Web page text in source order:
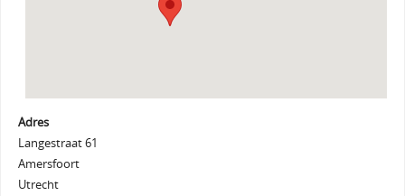
Adres
Langestraat 61
Amersfoort
Utrecht